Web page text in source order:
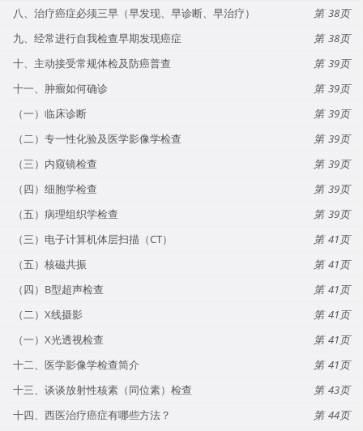
八、治疗癌症必须三早（早发现、早诊断、早治疗）
38
九、经常进行自我检查早期发现癌症
38
十、主动接受常规体检及防癌普查
39
十一、肿瘤如何确诊
39
（一）临床诊断
39
（二）专一性化验及医学影像学检查
39
（三）内窥镜检查
39
（四）细胞学检查
39
（五）病理组织学检查
39
（三）电子计算机体层扫描（CT）
41
（五）核磁共振
41
（四）B型超声检查
41
（二）X线摄影
41
（一）X光透视检查
41
十二、医学影像学检查简介
41
十三、谈谈放射性核素（同位素）检查
43
十四、西医治疗癌症有哪些方法？
44